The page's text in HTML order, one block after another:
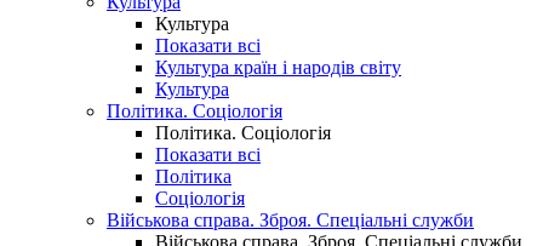
Культура
Показати всі
Культура країн і народів світу
Культура
Політика. Соціологія
Політика. Соціологія
Показати всі
Політика
Соціологія
Військова справа. Зброя. Спеціальні служби
Військова справа. Зброя. Спеціальні служби